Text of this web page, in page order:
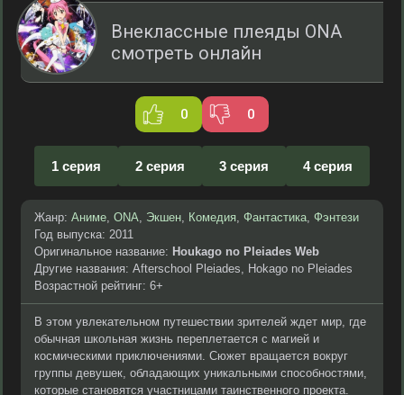
Внеклассные плеяды ONA
смотреть онлайн
0 0
1 серия 2 серия 3 серия 4 серия
Жанр: Аниме, ONA, Экшен, Комедия, Фантастика, Фэнтези
Год выпуска: 2011
Оригинальное название: Houkago no Pleiades Web
Другие названия: Afterschool Pleiades, Hokago no Pleiades
Возрастной рейтинг: 6+
В этом увлекательном путешествии зрителей ждет мир, где
обычная школьная жизнь переплетается с магией и
космическими приключениями. Сюжет вращается вокруг
группы девушек, обладающих уникальными способностями,
которые становятся участницами таинственного проекта.